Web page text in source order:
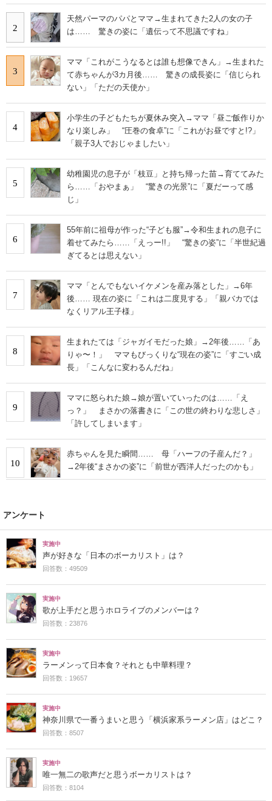
2
天然パーマのパパとママ→生まれてきた2人の女の子
は…… 驚きの姿に「遺伝って不思議ですね」
3
ママ「これがこうなるとは誰も想像できん」→生まれた
て赤ちゃんが3カ月後…… 驚きの成長姿に「信じられ
ない」「ただの天使か」
4
小学生の子どもたちが夏休み突入→ママ「昼ご飯作りか
なり楽しみ」 “圧巻の食卓”に「これがお昼ですと!?」
「親子3人でおじゃましたい」
5
幼稚園児の息子が「枝豆」と持ち帰った苗→育ててみた
ら……「おやまぁ」 “驚きの光景”に「夏だーって感
じ」
6
55年前に祖母が作った“子ども服”→令和生まれの息子に
着せてみたら……「えっー!!」 “驚きの姿”に「半世紀過
ぎてるとは思えない」
7
ママ「とんでもないイケメンを産み落とした」→6年
後…… 現在の姿に「これは二度見する」「親バカでは
なくリアル王子様」
8
生まれたては「ジャガイモだった娘」→2年後……「あ
りゃ〜！」 ママもびっくりな“現在の姿”に「すごい成
長」「こんなに変わるんだね」
9
ママに怒られた娘→娘が置いていったのは……「え
っ？」 まさかの落書きに「この世の終わりな悲しさ」
「許してしまいます」
10
赤ちゃんを見た瞬間…… 母「ハーフの子産んだ？」
→2年後“まさかの姿”に「前世が西洋人だったのかも」
アンケート
実施中
声が好きな「日本のボーカリスト」は？
回答数：49509
実施中
歌が上手だと思うホロライブのメンバーは？
回答数：23876
実施中
ラーメンって日本食？それとも中華料理？
回答数：19657
実施中
神奈川県で一番うまいと思う「横浜家系ラーメン店」はどこ？
回答数：8507
実施中
唯一無二の歌声だと思うボーカリストは？
回答数：8104